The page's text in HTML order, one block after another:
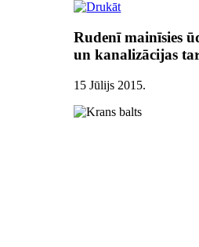
Rudenī mainīsies
un kanalizācijas
15 Jūlijs 2015.